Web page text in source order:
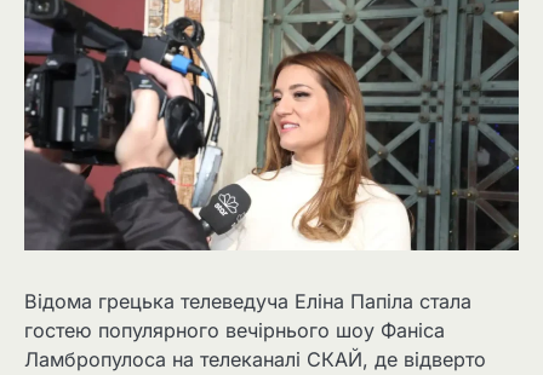
Відома грецька телеведуча Еліна Папіла стала
гостею популярного вечірнього шоу Фаніса
Ламбропулоса на телеканалі СКАЙ, де відверто